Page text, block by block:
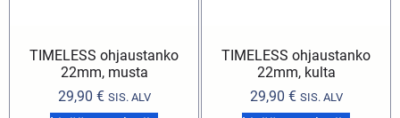
TIMELESS ohjaustanko
22mm, musta
29,90 € SIS. ALV
TIMELESS ohjaustanko
22mm, kulta
29,90 € SIS. ALV